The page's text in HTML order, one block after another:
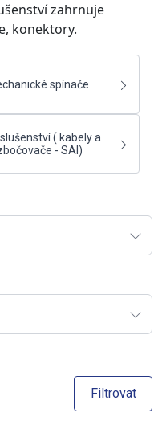
zahrnuje
konektory.
spínače
( kabely a
- SAI)
Filtrovat